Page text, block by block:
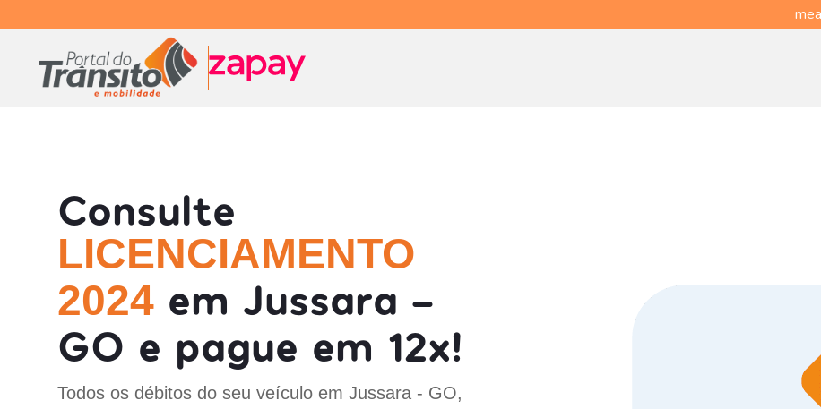
Consulte
LICENCIAMENTO
2024 em Jussara -
GO e pague em 12x!
Todos os débitos do seu veículo em Jussara - GO,